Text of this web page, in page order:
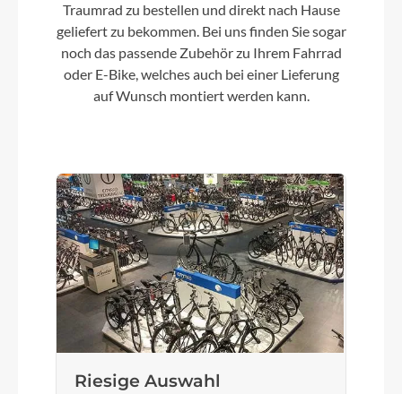
Farbe
deepsea blue metallic
Motor
Kette
Riemen Gates CDX-Belt-137T
Rücklicht
Supernova S-M99 12V
Novatec 110 32L Boost heavy duty
Traumrad zu bestellen und direkt nach Hause
geliefert zu bekommen. Bei uns finden Sie sogar
noch das passende Zubehör zu Ihrem Fahrrad
oder E-Bike, welches auch bei einer Lieferung
auf Wunsch montiert werden kann.
Riesige Auswahl